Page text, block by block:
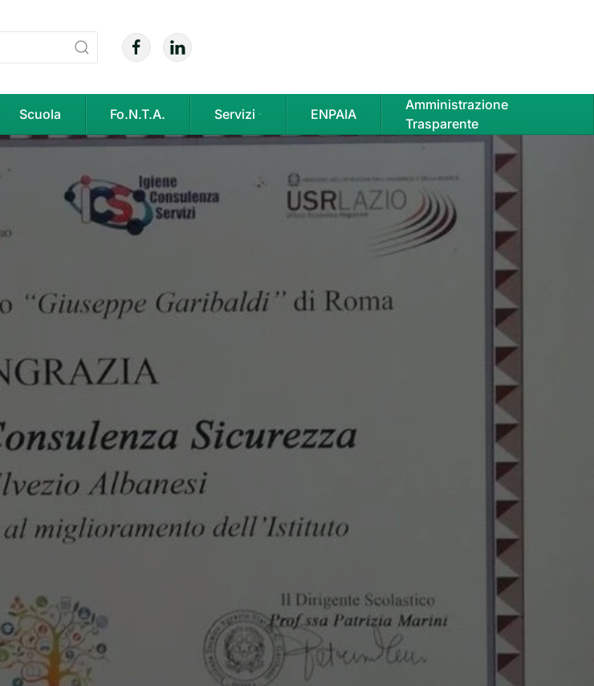
Scuola Fo.N.T.A. Servizi ENPAIA
Amministrazione
Trasparente